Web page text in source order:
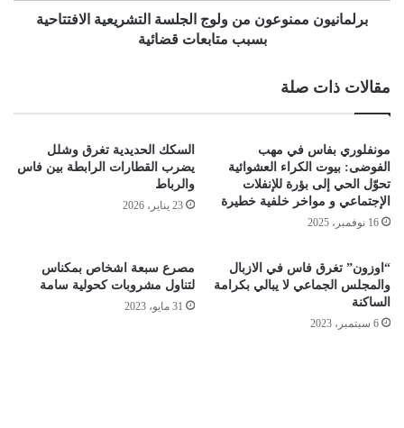
برلمانيون ممنوعون من ولوج الجلسة التشريعية الافتتاحية
بسبب متابعات قضائية
مقالات ذات صلة
مونفلوري بفاس في مهب
الفوضى: بيوت الكراء العشوائية
تحوّل الحي إلى بؤرة للإنفلات
الإجتماعي و مواخر خلفية خطيرة
16 نوفمبر، 2025
السكك الحديدية تغرق وشلل
يضرب القطارات الرابطة بين فاس
والرباط
23 يناير، 2026
“اوزون” تغرق فاس في الازبال
والمجلس الجماعي لا يبالي بكرامة
الساكنة
6 سبتمبر، 2023
مصرع سبعة اشخاص بمكناس
لتناول مشروبات كحولية سامة
31 مايو، 2023